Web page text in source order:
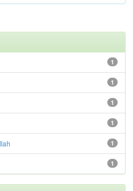
1
1
1
1
1
1